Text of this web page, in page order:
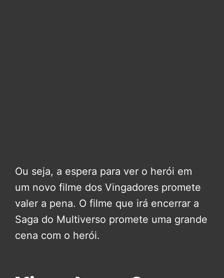
Ou seja, a espera para ver o herói em
um novo filme dos Vingadores promete
valer a pena. O filme que irá encerrar a
Saga do Multiverso promete uma grande
cena com o herói.